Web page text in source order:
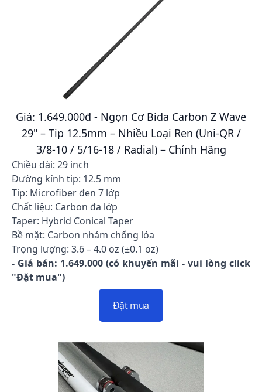
Giá: 1.649.000đ - Ngọn Cơ Bida Carbon Z Wave
29" – Tip 12.5mm – Nhiều Loại Ren (Uni-QR /
3/8-10 / 5/16-18 / Radial) – Chính Hãng
Chiều dài: 29 inch
Đường kính tip: 12.5 mm
Tip: Microfiber đen 7 lớp
Chất liệu: Carbon đa lớp
Taper: Hybrid Conical Taper
Bề mặt: Carbon nhám chống lóa
Trọng lượng: 3.6 – 4.0 oz (±0.1 oz)
- Giá bán: 1.649.000 (có khuyến mãi - vui lòng click
"Đặt mua")
Đặt mua